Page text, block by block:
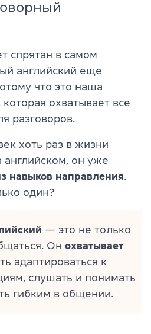
спрятан в самом
английский еще
что это наша
охватывает все
разговоров.
хоть раз в жизни
английском, он уже
навыков направления
один?
— это не только
Он охватывает
адаптироваться к
слушать и понимать
гибким в общении.